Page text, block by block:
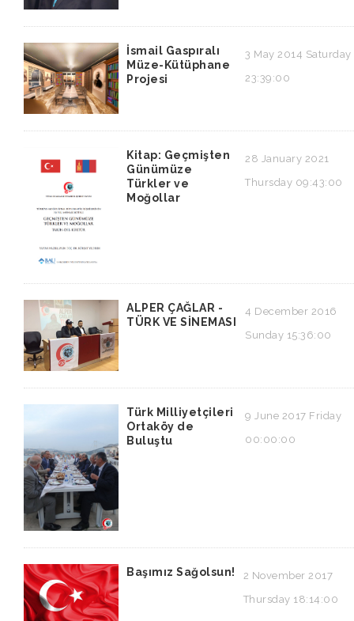
İsmail Gaspıralı
Müze-Kütüphane
Projesi
3 May 2014 Saturday
23:39:00
Kitap: Geçmişten
Günümüze
Türkler ve
Moğollar
28 January 2021
Thursday 09:43:00
ALPER ÇAĞLAR -
TÜRK VE SİNEMASI
4 December 2016
Sunday 15:36:00
Türk Milliyetçileri
Ortaköy de
Buluştu
9 June 2017 Friday
00:00:00
Başımız Sağolsun!
2 November 2017
Thursday 18:14:00